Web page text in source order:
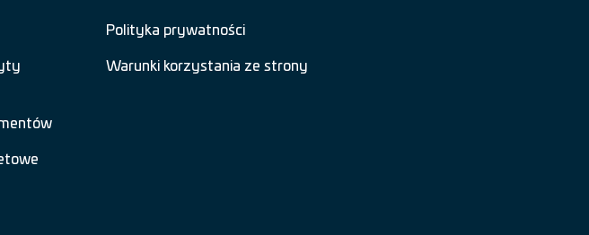
Polityka prywatności
Warunki korzystania ze strony